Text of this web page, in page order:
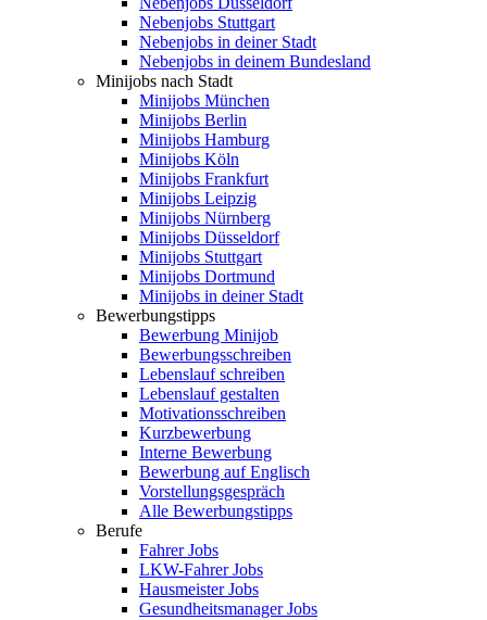
Nebenjobs Stuttgart
Nebenjobs in deiner Stadt
Nebenjobs in deinem Bundesland
Minijobs nach Stadt
Minijobs München
Minijobs Berlin
Minijobs Hamburg
Minijobs Köln
Minijobs Frankfurt
Minijobs Leipzig
Minijobs Nürnberg
Minijobs Düsseldorf
Minijobs Stuttgart
Minijobs Dortmund
Minijobs in deiner Stadt
Bewerbungstipps
Bewerbung Minijob
Bewerbungsschreiben
Lebenslauf schreiben
Lebenslauf gestalten
Motivationsschreiben
Kurzbewerbung
Interne Bewerbung
Bewerbung auf Englisch
Vorstellungsgespräch
Alle Bewerbungstipps
Berufe
Fahrer Jobs
LKW-Fahrer Jobs
Hausmeister Jobs
Gesundheitsmanager Jobs